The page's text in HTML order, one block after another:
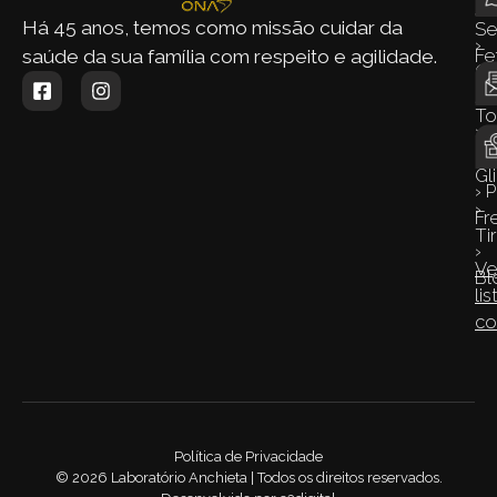
Há 45 anos, temos como missão cuidar da
saúde da sua família com respeito e agilidade.
›
›
›
›
›
›
Política de Privacidade
© 2026 Laboratório Anchieta | Todos os direitos reservados.